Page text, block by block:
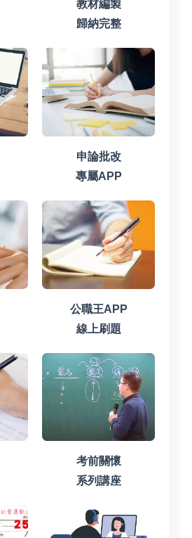
教材編製
歸納完整
申論批改
專屬APP
公職王APP
線上刷題
考前關懷
系列講座